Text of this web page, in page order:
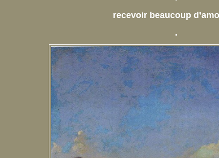
recevoir beaucoup
.